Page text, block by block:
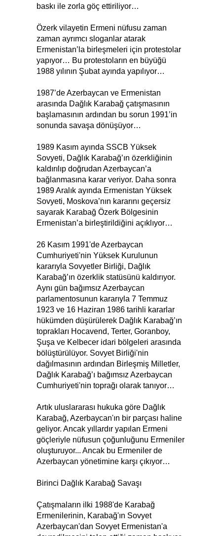
baskı ile zorla göç ettiriliyor…
Özerk vilayetin Ermeni nüfusu zaman
zaman ayrımcı sloganlar atarak
Ermenistan’la birleşmeleri için protestolar
yapıyor… Bu protestoların en büyüğü
1988 yılının Şubat ayında yapılıyor…
1987’de Azerbaycan ve Ermenistan
arasında Dağlık Karabağ çatışmasının
başlamasının ardından bu sorun 1991’in
sonunda savaşa dönüşüyor…
1989 Kasım ayında SSCB Yüksek
Sovyeti, Dağlık Karabağ’ın özerkliğinin
kaldırılıp doğrudan Azerbaycan’a
bağlanmasına karar veriyor. Daha sonra
1989 Aralık ayında Ermenistan Yüksek
Sovyeti, Moskova’nın kararını geçersiz
sayarak Karabağ Özerk Bölgesinin
Ermenistan’a birleştirildiğini açıklıyor…
26 Kasım 1991'de Azerbaycan
Cumhuriyeti'nin Yüksek Kurulunun
kararıyla Sovyetler Birliği, Dağlık
Karabağ’ın özerklik statüsünü kaldırıyor.
Aynı gün bağımsız Azerbaycan
parlamentosunun kararıyla 7 Temmuz
1923 ve 16 Haziran 1986 tarihli kararlar
hükümden düşürülerek Dağlık Karabağ’ın
toprakları Hocavend, Terter, Goranboy,
Şuşa ve Kelbecer idari bölgeleri arasında
bölüştürülüyor. Sovyet Birliği'nin
dağılmasının ardından Birleşmiş Milletler,
Dağlık Karabağ’ı bağımsız Azerbaycan
Cumhuriyeti'nin toprağı olarak tanıyor…
Artık uluslararası hukuka göre Dağlık
Karabağ, Azerbaycan'ın bir parçası haline
geliyor. Ancak yıllardır yapılan Ermeni
göçleriyle nüfusun çoğunluğunu Ermeniler
oluşturuyor... Ancak bu Ermeniler de
Azerbaycan yönetimine karşı çıkıyor…
Birinci Dağlık Karabağ Savaşı
Çatışmaların ilki 1988'de Karabağ
Ermenilerinin, Karabağ'ın Sovyet
Azerbaycan'dan Sovyet Ermenistan'a